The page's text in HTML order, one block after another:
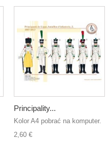
Principality...
Kolor A4 pobrać na komputer.
2,60 €